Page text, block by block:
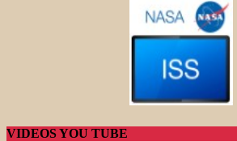
VIDEOS YOU TUBE